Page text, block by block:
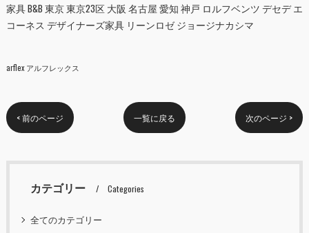
家具 B&B 東京 東京23区 大阪 名古屋 愛知 神戸 ロルフベンツ デセデ エ
コーネス デザイナーズ家具 リーンロゼ ジョージナカシマ
arflex アルフレックス
< 前のページ 一覧に戻る 次のページ >
カテゴリー Categories
全てのカテゴリー